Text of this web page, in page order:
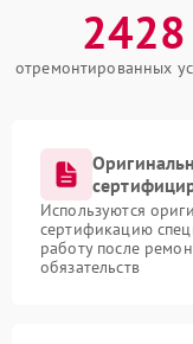
2428
отремонтированных
Используются
сертификацию
работу после
обязательств